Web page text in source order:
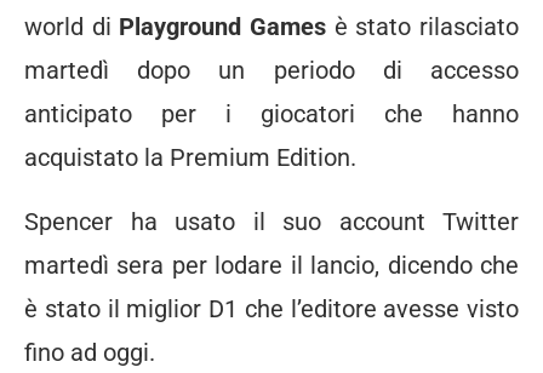
world di Playground Games è stato rilasciato
martedì dopo un periodo di accesso
anticipato per i giocatori che hanno
acquistato la Premium Edition.
Spencer ha usato il suo account Twitter
martedì sera per lodare il lancio, dicendo che
è stato il miglior D1 che l’editore avesse visto
fino ad oggi.